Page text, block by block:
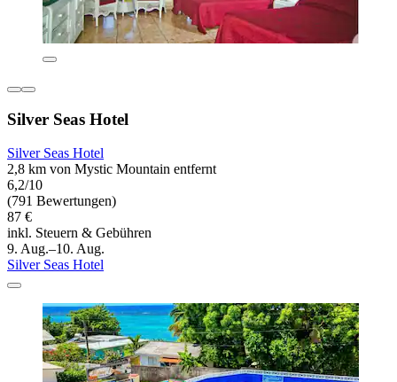
Silver Seas Hotel
Silver Seas Hotel
2,8 km von Mystic Mountain entfernt
6,2/10
(791 Bewertungen)
87 €
inkl. Steuern & Gebühren
9. Aug.–10. Aug.
Silver Seas Hotel